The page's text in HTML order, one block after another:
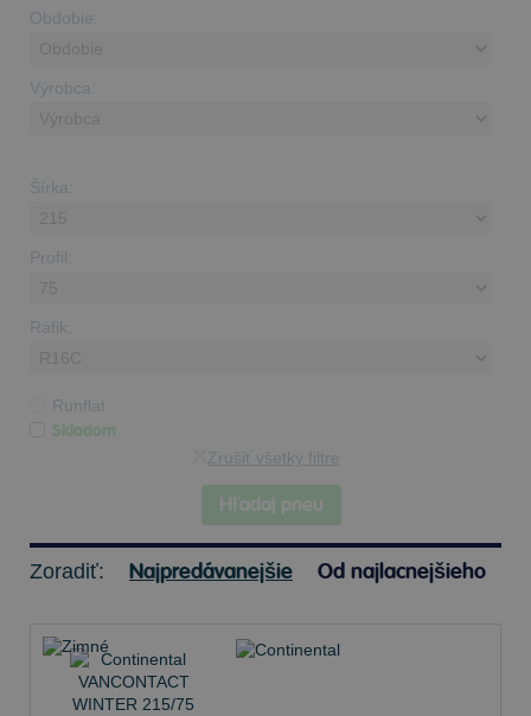
Obdobie:
Výrobca:
Šírka:
Profil:
Ráfik:
Runflat
Skladom
Zrušiť všetky filtre
Hľadaj pneu
Zoradiť: Najpredávanejšie Od najlacnejšieho